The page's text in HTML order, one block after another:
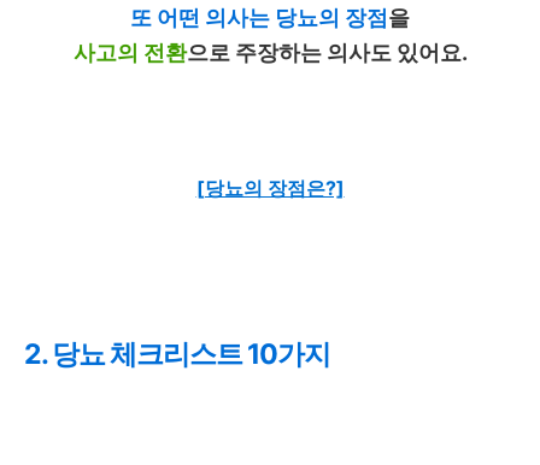
또 어떤 의사는 당뇨의 장점을
사고의 전환으로 주장하는 의사도 있어요.
[당뇨의 장점은?]
2. 당뇨 체크리스트 10가지